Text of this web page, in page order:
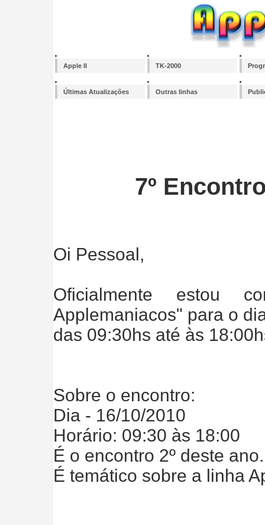
Apple II TK-2000
Últimas Atualizações Outras linhas
7º
Oi Pessoal,
Oficialmente estou
Applemaniacos" para o
das 09:30hs até às
Sobre o encontro:
Dia - 16/10/2010
Horário: 09:30 às 18:00
É o encontro 2º deste ano.
É temático sobre a linha